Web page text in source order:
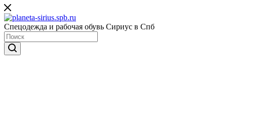
Спецодежда и рабочая обувь Сириус в Спб